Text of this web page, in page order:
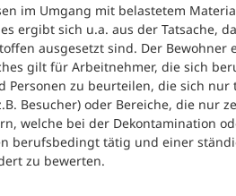
im Umgang mit belastetem
ergibt sich u.a. aus der Tatsache,
ausgesetzt sind. Der Bewohner
gilt für Arbeitnehmer, die sich
Personen zu beurteilen, die sich nur
Besucher) oder Bereiche, die nur
welche bei der Dekontamination
berufsbedingt tätig und einer
zu bewerten.